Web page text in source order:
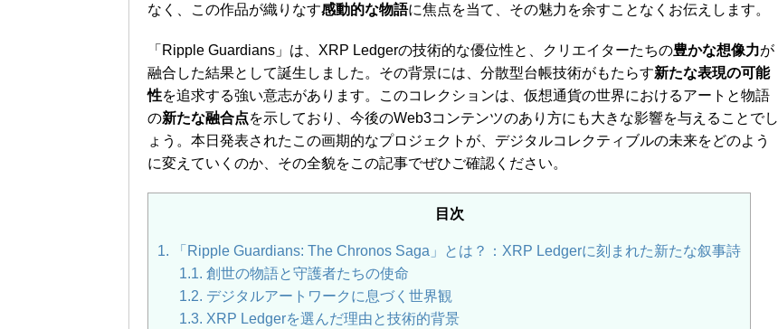
なく、この作品が織りなす感動的な物語に焦点を当て、その魅力を余すことなくお伝えします。
「Ripple Guardians」は、XRP Ledgerの技術的な優位性と、クリエイターたちの豊かな想像力が
融合した結果として誕生しました。その背景には、分散型台帳技術がもたらす新たな表現の可能
性を追求する強い意志があります。このコレクションは、仮想通貨の世界におけるアートと物語
の新たな融合点を示しており、今後のWeb3コンテンツのあり方にも大きな影響を与えることでし
ょう。本日発表されたこの画期的なプロジェクトが、デジタルコレクティブルの未来をどのよう
に変えていくのか、その全貌をこの記事でぜひご確認ください。
目次
1. 「Ripple Guardians: The Chronos Saga」とは？：XRP Ledgerに刻まれた新たな叙事詩
1.1. 創世の物語と守護者たちの使命
1.2. デジタルアートワークに息づく世界観
1.3. XRP Ledgerを選んだ理由と技術的背景